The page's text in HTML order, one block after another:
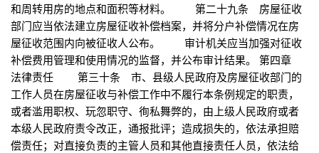
和周转用房的地点和面积等材料。 第二十九条 房屋征收
部门应当依法建立房屋征收补偿档案，并将分户补偿情况在房
屋征收范围内向被征收人公布。 审计机关应当加强对征收
补偿费用管理和使用情况的监督，并公布审计结果。 第四章
法律责任 第三十条 市、县级人民政府及房屋征收部门的
工作人员在房屋征收与补偿工作中不履行本条例规定的职责，
或者滥用职权、玩忽职守、徇私舞弊的，由上级人民政府或者
本级人民政府责令改正，通报批评；造成损失的，依法承担赔
偿责任；对直接负责的主管人员和其他直接责任人员，依法给